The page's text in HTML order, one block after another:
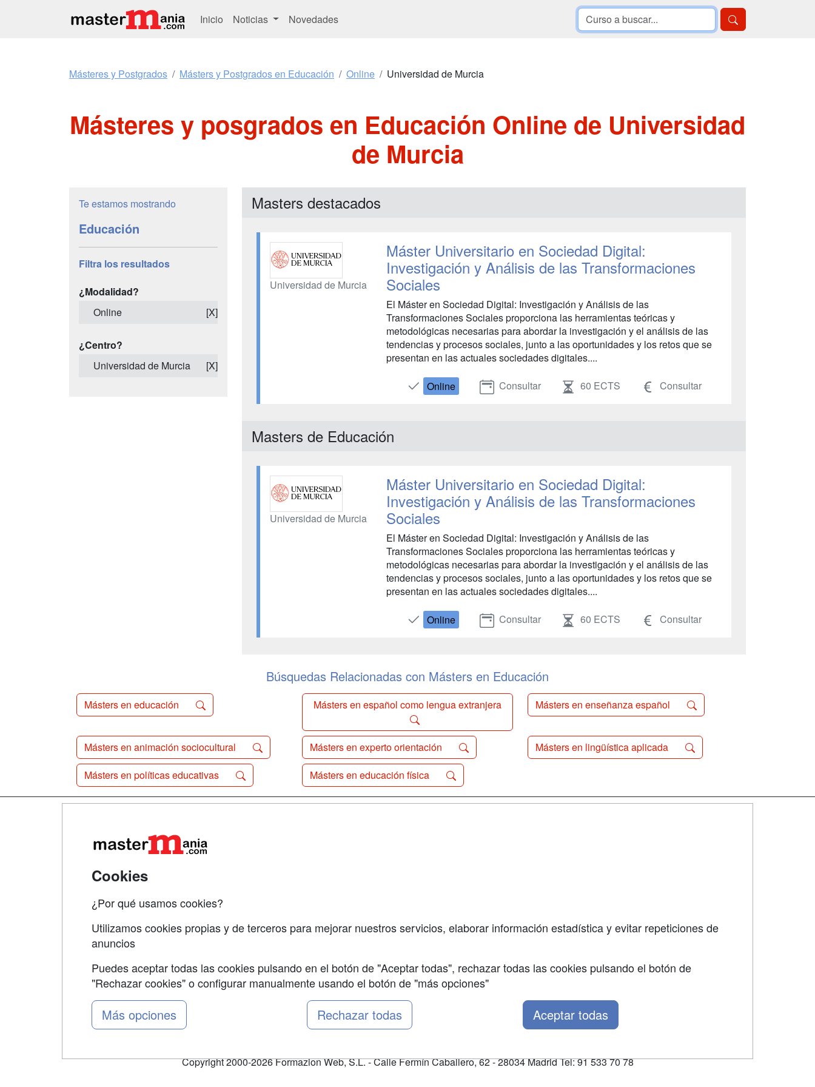
Inicio Noticias Novedades
Másteres y Postgrados Másters y Postgrados en Educación Online Universidad de Murcia
Másteres y posgrados en Educación Online de Universidad
de Murcia
Te estamos mostrando
Educación
Filtra los resultados
¿Modalidad?
Online
[X]
¿Centro?
Universidad de Murcia
[X]
Masters destacados
Universidad de Murcia
Máster Universitario en Sociedad Digital:
Investigación y Análisis de las Transformaciones
Sociales
El Máster en Sociedad Digital: Investigación y Análisis de las
Transformaciones Sociales proporciona las herramientas teóricas y
metodológicas necesarias para abordar la investigación y el análisis de las
tendencias y procesos sociales, junto a las oportunidades y los retos que se
presentan en las actuales sociedades digitales....
Online Consultar 60 ECTS Consultar
Masters de Educación
Universidad de Murcia
Máster Universitario en Sociedad Digital:
Investigación y Análisis de las Transformaciones
Sociales
El Máster en Sociedad Digital: Investigación y Análisis de las
Transformaciones Sociales proporciona las herramientas teóricas y
metodológicas necesarias para abordar la investigación y el análisis de las
tendencias y procesos sociales, junto a las oportunidades y los retos que se
presentan en las actuales sociedades digitales....
Online Consultar 60 ECTS Consultar
Búsquedas Relacionadas con Másters en Educación
Másters en educación Másters en español como lengua extranjera Másters en enseñanza español
Másters en animación sociocultural Másters en experto orientación
Másters en lingüística aplicada
Másters en políticas educativas
Másters en educación física
Grupo formazion:
Copyright 2000-2026 Formazion Web, S.L. - Calle Fermín Caballero, 62 - 28034 Madrid Tel: 91 533 70 78
Cookies
¿Por qué usamos cookies?
Utilizamos cookies propias y de terceros para mejorar nuestros servicios, elaborar información estadística y evitar repeticiones de
anuncios
Puedes aceptar todas las cookies pulsando en el botón de "Aceptar todas", rechazar todas las cookies pulsando el botón de
"Rechazar cookies" o configurar manualmente usando el botón de "más opciones"
Más opciones Rechazar todas Aceptar todas